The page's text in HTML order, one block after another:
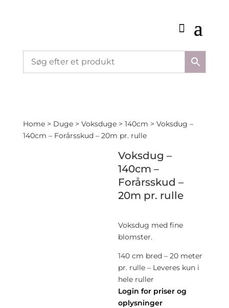
Home> Duge> Voksduge> 140cm > Voksdug –
140cm – Forårsskud – 20m pr. rulle
Voksdug –
140cm –
Forårsskud –
20m pr. rulle
Voksdug med fine
blomster.
140 cm bred – 20 meter
pr. rulle – Leveres kun i
hele ruller
Login for priser og
oplysninger